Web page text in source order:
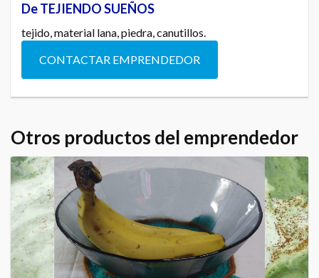
De TEJIENDO SUEÑOS
tejido, material lana, piedra, canutillos.
CONTACTAR EMPRENDEDOR
Otros productos del emprendedor